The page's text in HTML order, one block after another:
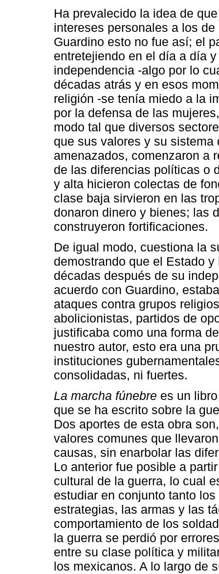
Ha prevalecido la idea de
intereses personales a los
Guardino esto no fue así; el
entretejiendo en el día a día
independencia -algo por lo
décadas atrás y en esos
religión -se tenía miedo a la
por la defensa de las
modo tal que diversos
que sus valores y su
amenazados, comenzaron a
de las diferencias políticas o
y alta hicieron colectas de
clase baja sirvieron en las
donaron dinero y bienes; las
construyeron fortificaciones.
De igual modo, cuestiona la
demostrando que el Estado
décadas después de su
acuerdo con Guardino,
ataques contra grupos
abolicionistas, partidos de
justificaba como una forma
nuestro autor, esto era una
instituciones
consolidadas, ni fuertes.
La marcha fúnebre es un
que se ha escrito sobre la
Dos aportes de esta obra
valores comunes que
causas, sin enarbolar las
Lo anterior fue posible a
cultural de la guerra, lo cual
estudiar en conjunto tanto
estrategias, las armas y las
comportamiento de los
la guerra se perdió por
entre su clase política y
los mexicanos. A lo largo de